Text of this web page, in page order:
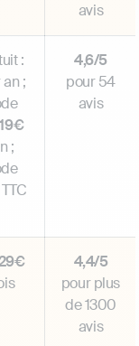
avis
:
;
;
4,6/5
pour 54
avis
4,4/5
pour plus
de 1300
avis